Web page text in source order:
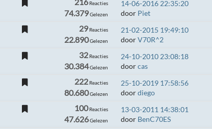
Reacties
74.379Gelezen
14-06-2016 22:35:20
door Piet
29Reacties
22.890Gelezen
21-02-2015 19:49:10
doorV70R^2
32Reacties
30.384Gelezen
24-10-2010 23:08:18
doorcas
222Reacties
80.680Gelezen
25-10-2019 17:58:56
doordiego
100Reacties
47.626Gelezen
13-03-2011 14:38:01
door BenC70ES